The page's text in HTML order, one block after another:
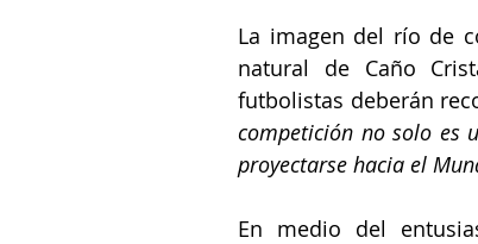
La imagen del río de
natural de Caño
futbolistas deberán
competición no solo es
proyectarse hacia el
En medio del